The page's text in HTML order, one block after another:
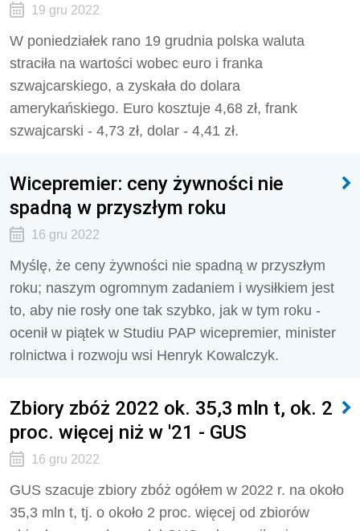
19 gru 2022
W poniedziałek rano 19 grudnia polska waluta
straciła na wartości wobec euro i franka
szwajcarskiego, a zyskała do dolara
amerykańskiego. Euro kosztuje 4,68 zł, frank
szwajcarski - 4,73 zł, dolar - 4,41 zł.
Wicepremier: ceny żywności nie
spadną w przyszłym roku
16 gru 2022
Myślę, że ceny żywności nie spadną w przyszłym
roku; naszym ogromnym zadaniem i wysiłkiem jest
to, aby nie rosły one tak szybko, jak w tym roku -
ocenił w piątek w Studiu PAP wicepremier, minister
rolnictwa i rozwoju wsi Henryk Kowalczyk.
Zbiory zbóż 2022 ok. 35,3 mln t, ok. 2
proc. więcej niż w '21 - GUS
16 gru 2022
GUS szacuje zbiory zbóż ogółem w 2022 r. na około
35,3 mln t, tj. o około 2 proc. więcej od zbiorów